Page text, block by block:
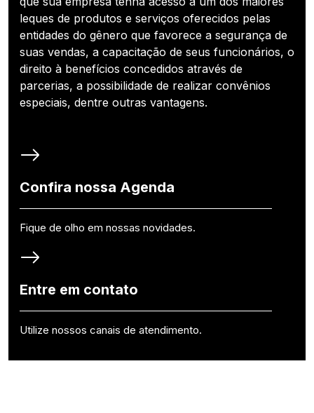
leques de produtos e serviços oferecidos pelas
entidades do gênero que favorece a segurança de
suas vendas, a capacitação de seus funcionários, o
direito à benefícios concedidos através de
parcerias, a possibilidade de realizar convênios
especiais, dentre outras vantagens.
Confira nossa Agenda
Fique de olho em nossas novidades.
Entre em contato
Utilize nossos canais de atendimento.